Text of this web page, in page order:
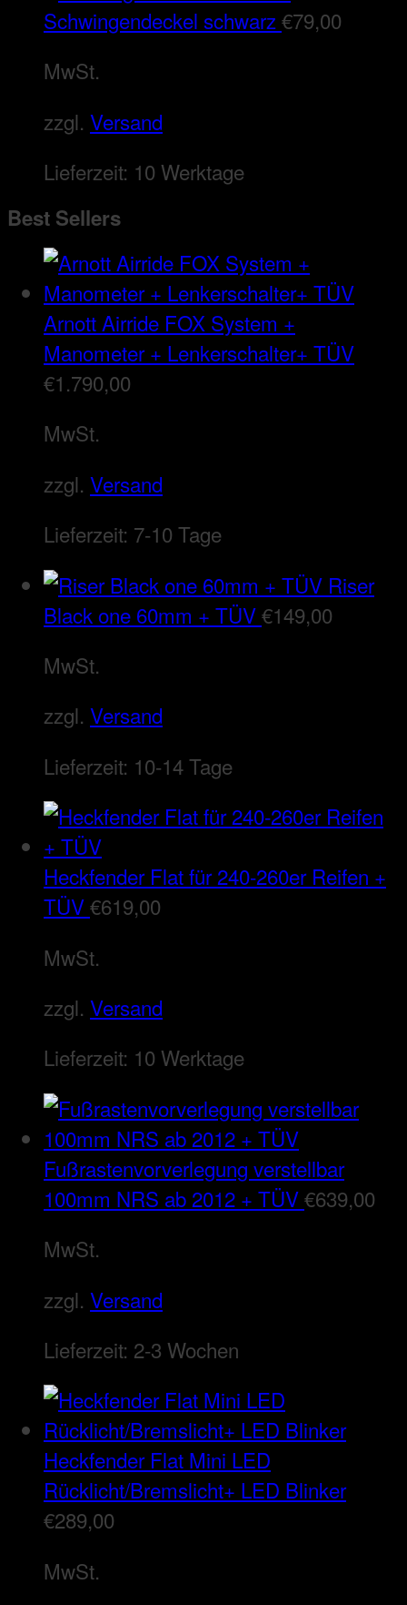
Schwingendeckel schwarz€79,00
MwSt.
zzgl. Versand
Lieferzeit: 10 Werktage
Best Sellers
Arnott Airride FOX System +
Manometer + Lenkerschalter+ TÜV
€1.790,00
MwSt.
zzgl. Versand
Lieferzeit: 7-10 Tage
Riser
Black one 60mm + TÜV€149,00
MwSt.
zzgl. Versand
Lieferzeit: 10-14 Tage
Heckfender Flat für 240-260er Reifen +
TÜV€619,00
MwSt.
zzgl. Versand
Lieferzeit: 10 Werktage
Fußrastenvorverlegung verstellbar
100mm NRS ab 2012 + TÜV€639,00
MwSt.
zzgl. Versand
Lieferzeit: 2-3 Wochen
Heckfender Flat Mini LED
Rücklicht/Bremslicht+ LED Blinker
€289,00
MwSt.